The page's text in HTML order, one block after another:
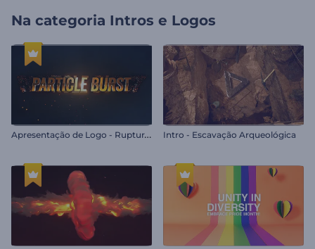
Na categoria Intros e Logos
A
presentação de Logo - Ruptura de Partículas Intro - Escavação Arqueológica